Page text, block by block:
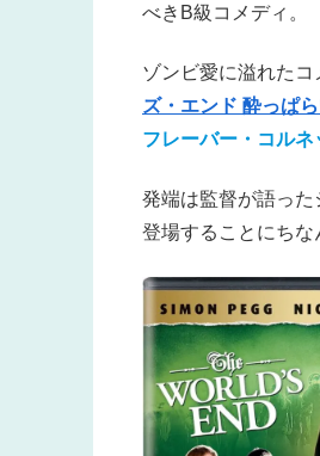
べきB級コメディ。
ゾンビ愛に溢れたコ
ズ・エンド 酔っぱ
フレーバー・コルネ
発端は監督が語った
登場することにちな